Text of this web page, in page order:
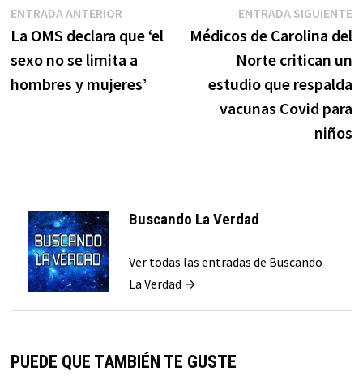
Navegación
de
entradas
ENTRADA ANTERIOREntrada
anterior:
La OMS declara que ‘el
sexo no se limita a
hombres y mujeres’
ENTRADA SIGUIENTE
Médicos de Carolina del
Norte critican un
estudio que respalda
vacunas Covid para
niños
Buscando La Verdad
Ver todas las entradas de Buscando
La Verdad →
PUEDE QUE TAMBIÉN TE GUSTE